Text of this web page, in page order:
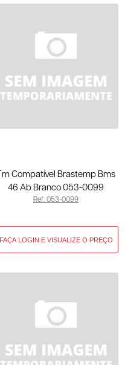
Tm Compatível Brastemp Bms
46 Ab Branco 053-0099
Ref: 053-0099